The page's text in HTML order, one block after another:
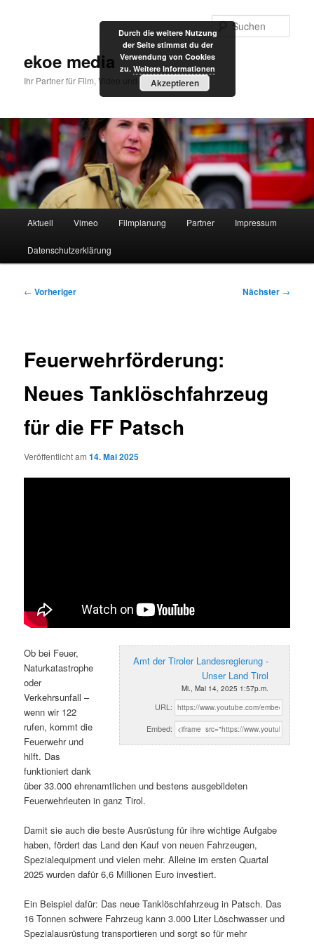
ekoe media
Ihr Partner für Film, Video und Internet
Aktuell Vimeo Filmplanung Partner Impressum
Datenschutzerklärung
Beitragsnavigation
← Vorheriger Nächster →
Feuerwehrförderung:
Neues Tanklöschfahrzeug
für die FF Patsch
Veröffentlicht am14. Mai 2025
Amt der Tiroler Landesregierung -
Unser Land Tirol
Mi., Mai 14, 2025 1:57p.m.
URL:
Embed:
Ob bei Feuer,
Naturkatastrophe
oder
Verkehrsunfall –
wenn wir 122
rufen, kommt die
Feuerwehr und
hilft. Das
funktioniert dank
über 33.000 ehrenamtlichen und bestens ausgebildeten
Feuerwehrleuten in ganz Tirol.
Damit sie auch die beste Ausrüstung für ihre wichtige Aufgabe
haben, fördert das Land den Kauf von neuen Fahrzeugen,
Spezialequipment und vielen mehr. Alleine im ersten Quartal
2025 wurden dafür 6,6 Millionen Euro investiert.
Ein Beispiel dafür: Das neue Tanklöschfahrzeug in Patsch. Das
16 Tonnen schwere Fahrzeug kann 3.000 Liter Löschwasser und
Spezialausrüstung transportieren und sorgt so für mehr
Durch die weitere Nutzung
der Seite stimmst du der
Verwendung von Cookies
zu. Weitere Informationen
Akzeptieren